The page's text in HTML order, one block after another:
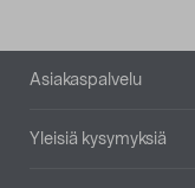
Alatunniste
Asiakaspalvelu
Yleisiä kysymyksiä